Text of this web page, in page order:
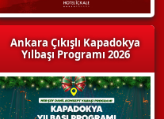
Ankara Çıkışlı Kapadokya
Yılbaşı Programı 2026